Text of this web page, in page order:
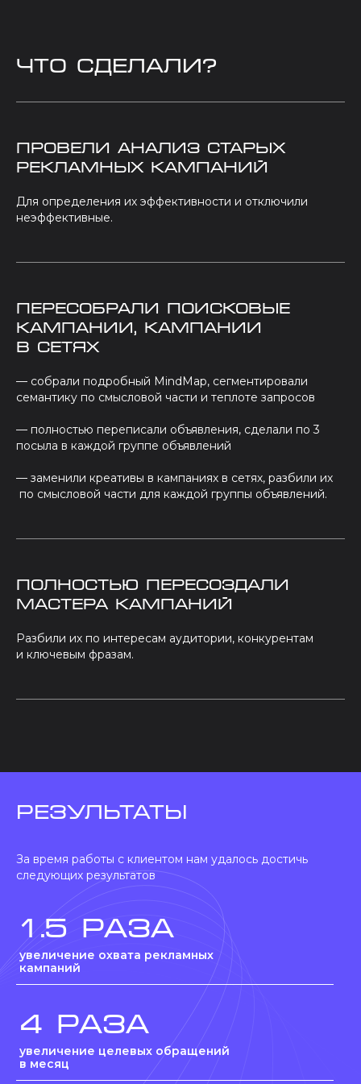
Что сделали?
Провели анализ старых
рекламных кампаний
Для определения их эффективности и отключили
неэффективные.
Пересобрали поисковые
кампании, кампании
в сетях
— собрали подробный MindMap, сегментировали
семантику по смысловой части и теплоте запросов
— полностью переписали объявления, сделали по 3
посыла в каждой группе объявлений
— заменили креативы в кампаниях в сетях, разбили их
по смысловой части для каждой группы объявлений.
Полностью пересоздали
мастера кампаний
Разбили их по интересам аудитории, конкурентам
и ключевым фразам.
Результаты
За время работы с клиентом нам удалось достичь
следующих результатов
1.5 раза
4 раза
увеличение охвата рекламных
кампаний
увеличение целевых обращений
в месяц